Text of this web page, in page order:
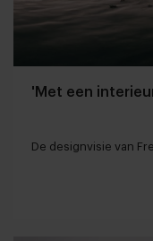
'Met een
De designvisie van